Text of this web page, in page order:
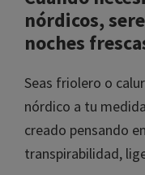
Cuando
nórdicos,
las noches
Seas friolero o
nórdico a tu
creado pensando